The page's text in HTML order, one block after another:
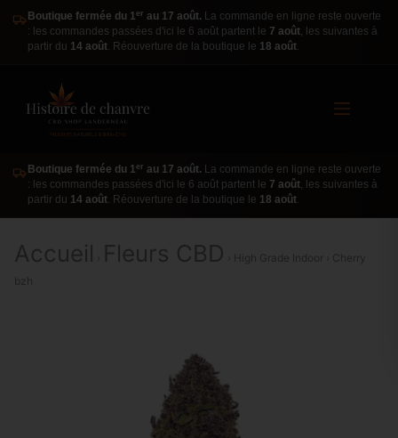
Boutique fermée du 1er au 17 août. La commande en ligne reste ouverte
: les commandes passées d'ici le 6 août partent le 7 août, les suivantes à
partir du 14 août. Réouverture de la boutique le 18 août.
Boutique fermée du 1er au 17 août. La commande en ligne reste ouverte
: les commandes passées d'ici le 6 août partent le 7 août, les suivantes à
partir du 14 août. Réouverture de la boutique le 18 août.
Accueil Fleurs CBD
› High Grade Indoor › Cherry
bzh